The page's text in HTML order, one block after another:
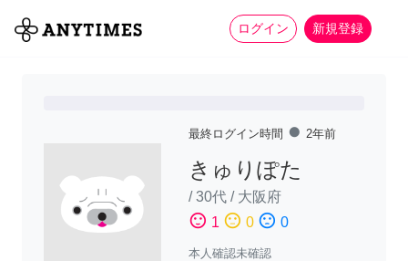
ログイン 新規登録
全て 家事 more_horiz
最終ログイン時間 fiber_manual_record 2年前
きゅりぽた
/30代 / 大阪府
sentiment_satisfied 1 sentiment_neutral 0 sentiment_dissatisfied 0
本人確認未確認